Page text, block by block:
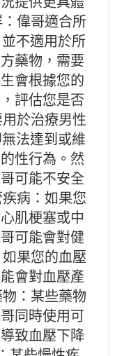
偉哥適合所
不適用於所
藥物，需要
會根據您的
評估您是否
於治療男性
法達到或維
性行為。然
可能不安全
病：如果您
肌梗塞或中
可能會對健
果您的血壓
會對血壓產
：某些藥物
同時使用可
致血壓下降